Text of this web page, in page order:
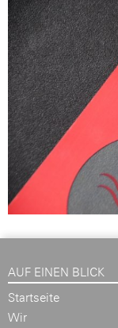
AUF EINEN BLICK
Startseite
Wir